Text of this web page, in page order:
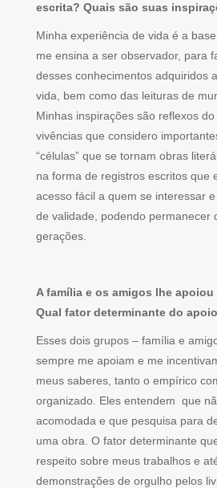
escrita? Quais são suas
Minha experiência de vida é a
me ensina a ser observador, para
desses conhecimentos adquiridos
vida, bem como das leituras de
Minhas inspirações são reflexos
vivências que considero
“células” que se tornam obras
na forma de registros escritos que
acesso fácil a quem se interessar
de validade, podendo permanecer
gerações.
A família e os amigos lhe
Qual fator determinante do
Esses dois grupos – família e
sempre me apoiam e me
meus saberes, tanto o empírico
organizado. Eles entendem que
acomodada e que pesquisa para
uma obra. O fator determinante
respeito sobre meus trabalhos e
demonstrações de orgulho pelos